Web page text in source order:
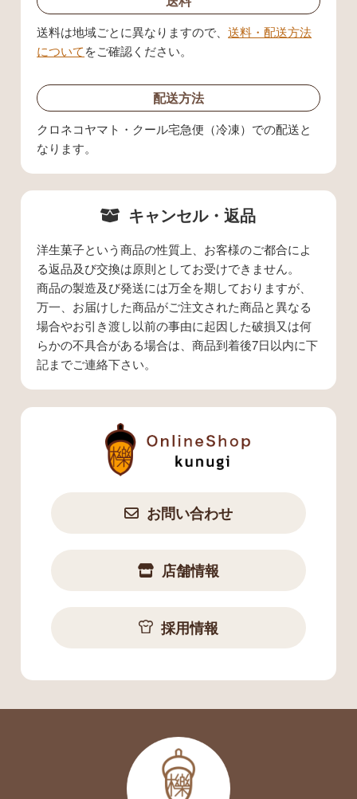
送料は地域ごとに異なりますので、送料・配送方法
についてをご確認ください。
配送方法
クロネコヤマト・クール宅急便（冷凍）での配送と
なります。
キャンセル・返品
洋生菓子という商品の性質上、お客様のご都合によ
る返品及び交換は原則としてお受けできません。
商品の製造及び発送には万全を期しておりますが、
万一、お届けした商品がご注文された商品と異なる
場合やお引き渡し以前の事由に起因した破損又は何
らかの不具合がある場合は、商品到着後7日以内に下
記までご連絡下さい。
お問い合わせ
店舗情報
採用情報